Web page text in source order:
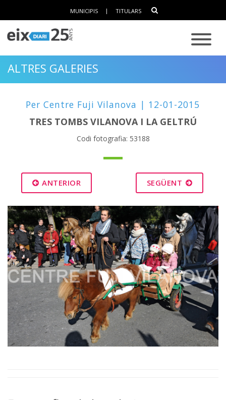
MUNICIPIS | TITULARS
ALTRES GALERIES
Per Centre Fuji Vilanova | 12-01-2015
TRES TOMBS VILANOVA I LA GELTRÚ
Codi fotografia: 53188
ANTERIOR SEGÜENT